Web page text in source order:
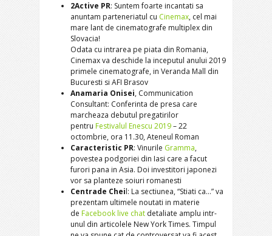
2Active PR: Suntem foarte incantati sa
anuntam parteneriatul cu Cinemax, cel mai
mare lant de cinematografe multiplex din
Slovacia!
Odata cu intrarea pe piata din Romania,
Cinemax va deschide la inceputul anului 2019
primele cinematografe, in Veranda Mall din
Bucuresti si AFI Brasov
Anamaria Onisei, Communication
Consultant: Conferinta de presa care
marcheaza debutul pregatirilor
pentru Festivalul Enescu 2019– 22
octombrie, ora 11.30, Ateneul Roman
Caracteristic PR: Vinurile Gramma,
povestea podgoriei din Iasi care a facut
furori pana in Asia. Doi investitori japonezi
vor sa planteze soiuri romanesti
Centrade Cheil: La sectiunea, “Stiati ca…” va
prezentam ultimele noutati in materie
de Facebook live chat detaliate amplu intr-
unul din articolele New York Times. Timpul